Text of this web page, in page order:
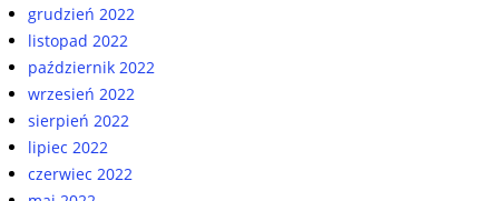
grudzień 2022
listopad 2022
październik 2022
wrzesień 2022
sierpień 2022
lipiec 2022
czerwiec 2022